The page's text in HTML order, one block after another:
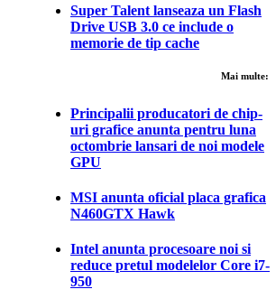
Super Talent lanseaza un Flash
Drive USB 3.0 ce include o
memorie de tip cache
Mai multe:
Principalii producatori de chip-
uri grafice anunta pentru luna
octombrie lansari de noi modele
GPU
MSI anunta oficial placa grafica
N460GTX Hawk
Intel anunta procesoare noi si
reduce pretul modelelor Core i7-
950